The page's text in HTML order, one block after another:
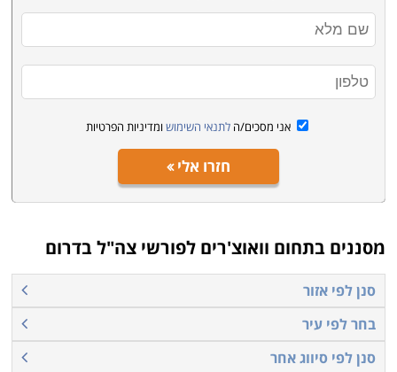
אני מסכים/ה לתנאי השימוש ומדיניות הפרטיות
חזרו אלי
מסננים בתחום וואוצ'רים לפורשי צה"ל בדרום
סנן לפי אזור
בחר לפי עיר
סנן לפי סיווג אחר